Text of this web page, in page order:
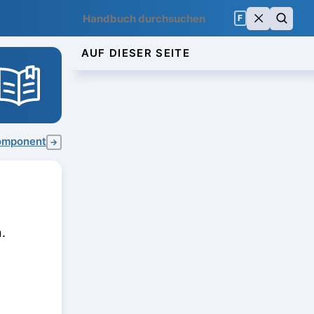
F
AUF DIESER SEITE
→